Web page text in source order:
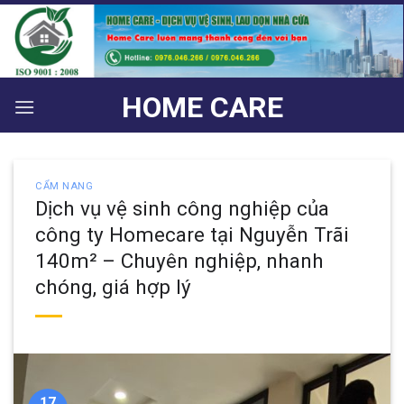
Bỏ
qua
nội
dung
HOME CARE
CẨM NANG
Dịch vụ vệ sinh công nghiệp của
công ty Homecare tại Nguyễn Trãi
140m² – Chuyên nghiệp, nhanh
chóng, giá hợp lý